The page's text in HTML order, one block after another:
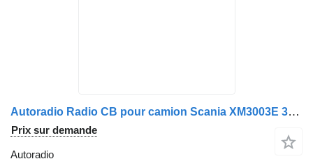
Autoradio Radio CB pour camion Scania XM3003E 300003-16
Prix sur demande
Autoradio